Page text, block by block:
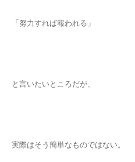
「努力すれば報われる」
と言いたいところだが、
実際はそう簡単なものではない。